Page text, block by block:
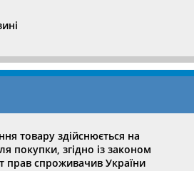
товару здійснюється на
покупки, згідно із законом
прав спроживачив України